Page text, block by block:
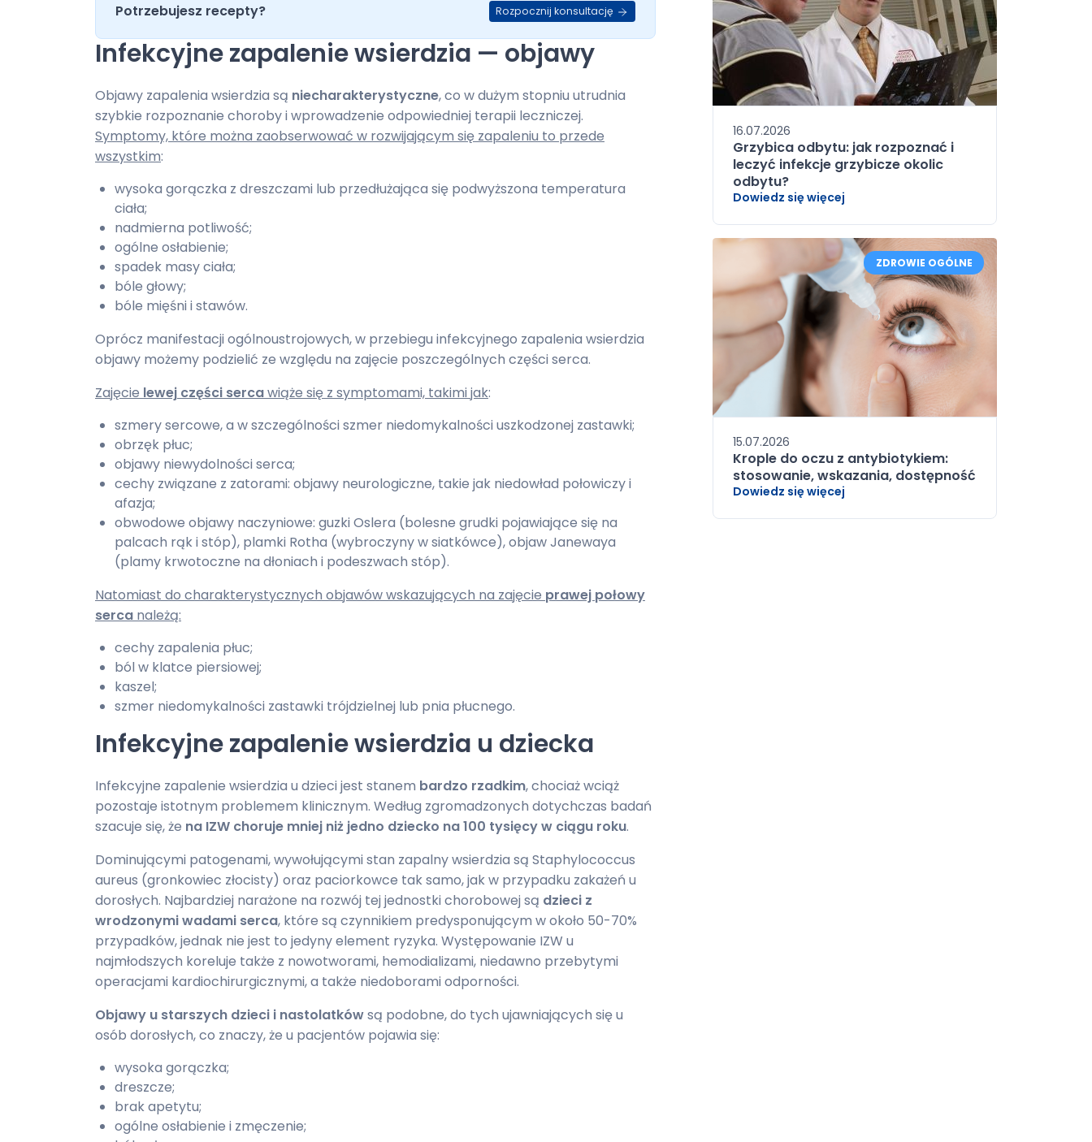
Potrzebujesz recepty? Rozpocznij konsultację
Infekcyjne zapalenie wsierdzia — objawy
Objawy zapalenia wsierdzia są niecharakterystyczne, co w dużym stopniu utrudnia
szybkie rozpoznanie choroby i wprowadzenie odpowiedniej terapii leczniczej.
Symptomy, które można zaobserwować w rozwijającym się zapaleniu to przede
wszystkim:
wysoka gorączka z dreszczami lub przedłużająca się podwyższona temperatura
ciała;
nadmierna potliwość;
ogólne osłabienie;
spadek masy ciała;
bóle głowy;
bóle mięśni i stawów.
Oprócz manifestacji ogólnoustrojowych, w przebiegu infekcyjnego zapalenia wsierdzia
objawy możemy podzielić ze względu na zajęcie poszczególnych części serca.
Zajęcie lewej części sercawiąże się z symptomami, takimi jak:
szmery sercowe, a w szczególności szmer niedomykalności uszkodzonej zastawki;
obrzęk płuc;
objawy niewydolności serca;
cechy związane z zatorami: objawy neurologiczne, takie jak niedowład połowiczy i
afazja;
obwodowe objawy naczyniowe: guzki Oslera (bolesne grudki pojawiające się na
palcach rąk i stóp), plamki Rotha (wybroczyny w siatkówce), objaw Janewaya
(plamy krwotoczne na dłoniach i podeszwach stóp).
Natomiast do charakterystycznych objawów wskazujących na zajęcie prawej połowy
serca należą:
cechy zapalenia płuc;
ból w klatce piersiowej;
kaszel;
szmer niedomykalności zastawki trójdzielnej lub pnia płucnego.
Infekcyjne zapalenie wsierdzia u dziecka
Infekcyjne zapalenie wsierdzia u dzieci jest stanem bardzo rzadkim, chociaż wciąż
pozostaje istotnym problemem klinicznym. Według zgromadzonych dotychczas badań
szacuje się, że na IZW choruje mniej niż jedno dziecko na 100 tysięcy w ciągu roku.
Dominującymi patogenami, wywołującymi stan zapalny wsierdzia są Staphylococcus
aureus (gronkowiec złocisty) oraz paciorkowce tak samo, jak w przypadku zakażeń u
dorosłych. Najbardziej narażone na rozwój tej jednostki chorobowej są dzieci z
wrodzonymi wadami serca, które są czynnikiem predysponującym w około 50-70%
przypadków, jednak nie jest to jedyny element ryzyka. Występowanie IZW u
najmłodszych koreluje także z nowotworami, hemodializami, niedawno przebytymi
operacjami kardiochirurgicznymi, a także niedoborami odporności.
Objawy u starszych dzieci i nastolatkówsą podobne, do tych ujawniających się u
osób dorosłych, co znaczy, że u pacjentów pojawia się:
wysoka gorączka;
dreszcze;
brak apetytu;
ogólne osłabienie i zmęczenie;
16.07.2026
Grzybica odbytu: jak rozpoznać i
leczyć infekcje grzybicze okolic
odbytu?
Dowiedz się więcej
15.07.2026
Krople do oczu z antybiotykiem:
stosowanie, wskazania, dostępność
Dowiedz się więcej
ZDROWIE OGÓLNE